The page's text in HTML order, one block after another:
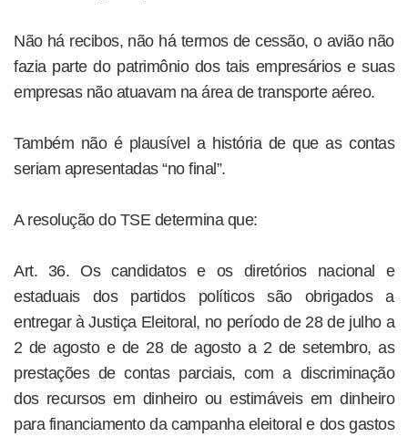
Não há recibos, não há termos de cessão, o avião não
fazia parte do patrimônio dos tais empresários e suas
empresas não atuavam na área de transporte aéreo.
Também não é plausível a história de que as contas
seriam apresentadas “no final”.
A resolução do TSE determina que:
Art. 36. Os candidatos e os diretórios nacional e
estaduais dos partidos políticos são obrigados a
entregar à Justiça Eleitoral, no período de 28 de julho a
2 de agosto e de 28 de agosto a 2 de setembro, as
prestações de contas parciais, com a discriminação
dos recursos em dinheiro ou estimáveis em dinheiro
para financiamento da campanha eleitoral e dos gastos